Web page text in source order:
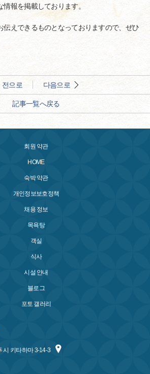
報を掲載しております。
伝えできるものとなっておりますので、ぜひ
전으로 다음으로
記事一覧へ戻る
회원 약관
HOME
숙박 약관
개인정보보호정책
채용 정보
목욕탕
객실
식사
시설 안내
블로그
포토 갤러리
시 키타하마 3-14-3